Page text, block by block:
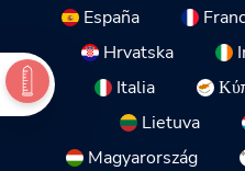
España
Hrvatska
Italia
Lietuva
Magyarország